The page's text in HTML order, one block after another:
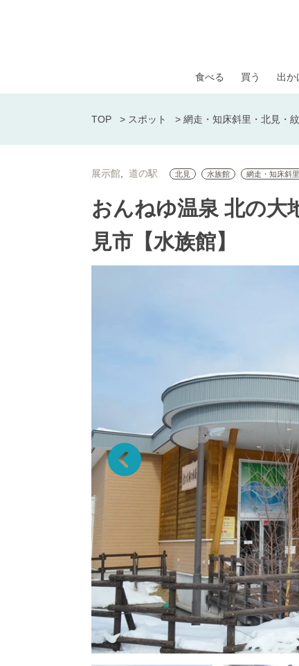
食べる 買う 出か
TOP > スポット > 網走・知床斜里・北見・
展示館 道の駅 北見 水族館 網走・知床斜
おんねゆ温泉 北の大
見市【水族館】